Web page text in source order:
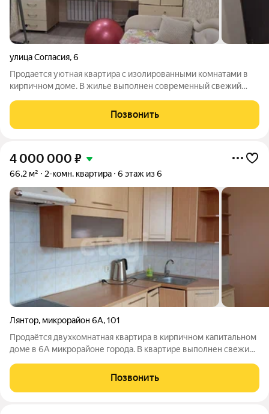
улица Согласия,6
Продается уютная квартира с изолированными комнатами в
кирпичном доме. В жилье выполнен современный свежий
двор. Просторная кухня оборудована встроенной техникой,
включая посудомоечную машину, и
Позвонить
4 000 000 ₽
66,2 м² 2-комн. квартира 6 этаж из 6
Лянтор, микрорайон 6А,101
Продаётся двухкомнатная квартира в кирпичном капитальном
доме в 6А микрорайоне города. В квартире выполнен свежий
линолиум,стены выровняны под покраску и окрашены. В
квартире остается кухонный
Позвонить